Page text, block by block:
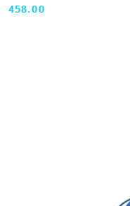
Cena:
458.00